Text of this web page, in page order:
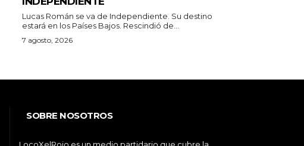
Lucas Román se va de Independiente. Su destino
estará en los Países Bajos. Rescindió de...
7 agosto, 2026
SOBRE NOSOTROS